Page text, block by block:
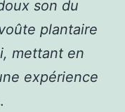
son du
plantaire
mettant en
expérience